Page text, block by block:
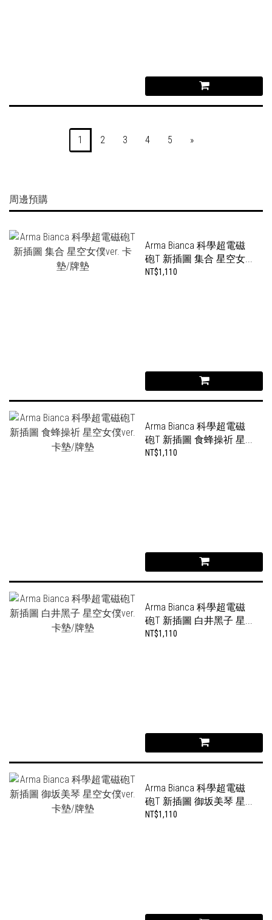
1 2 3 4 5 »
周邊預購
Arma Bianca 科學超電磁
砲T 新插圖 集合 星空女...
NT$1,110
Arma Bianca 科學超電磁
砲T 新插圖 食蜂操祈 星...
NT$1,110
Arma Bianca 科學超電磁
砲T 新插圖 白井黑子 星...
NT$1,110
Arma Bianca 科學超電磁
砲T 新插圖 御坂美琴 星...
NT$1,110